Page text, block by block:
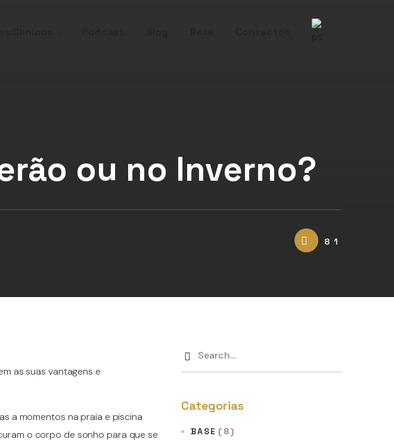
ou no Inverno?
81
as suas vantagens e
a momentos na praia e piscina
o corpo de sonho para que se
Categorias
BASE (8)